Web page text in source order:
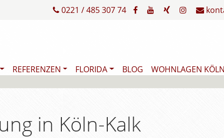
0221 / 485 307 74
REFERENZEN FLORIDA BLOG WOHNLAGEN KÖLN
in Köln-Kalk